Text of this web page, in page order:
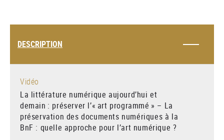
DESCRIPTION
Vidéo
La littérature numérique aujourd’hui et
demain : préserver l’« art programmé » – La
préservation des documents numériques à la
BnF : quelle approche pour l’art numérique ?